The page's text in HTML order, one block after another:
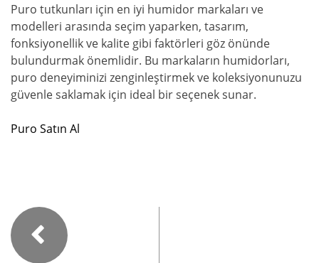
Puro tutkunları için en iyi humidor markaları ve
modelleri arasında seçim yaparken, tasarım,
fonksiyonellik ve kalite gibi faktörleri göz önünde
bulundurmak önemlidir. Bu markaların humidorları,
puro deneyiminizi zenginleştirmek ve koleksiyonunuzu
güvenle saklamak için ideal bir seçenek sunar.
Puro Satın Al